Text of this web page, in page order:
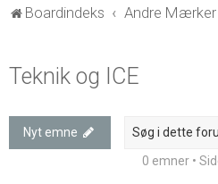
Boardindeks Andre Mærker
Teknik og ICE
Nyt emne
0 emner •